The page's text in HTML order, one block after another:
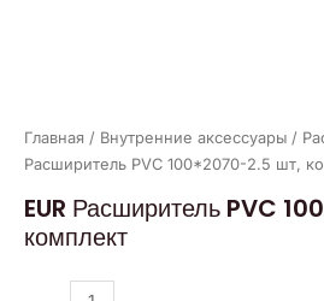
Главная / Внутренние аксессуары /
Расширитель PVC 100*2070-2.5 шт,
EUR Расширитель PVC
комплект